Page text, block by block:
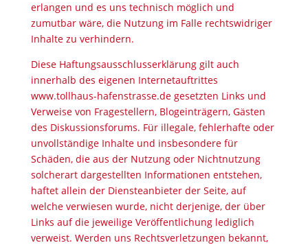
erlangen und es uns technisch möglich und
zumutbar wäre, die Nutzung im Falle rechtswidriger
Inhalte zu verhindern.
Diese Haftungsausschlusserklärung gilt auch
innerhalb des eigenen Internetauftrittes
www.tollhaus-hafenstrasse.de gesetzten Links und
Verweise von Fragestellern, Blogeinträgern, Gästen
des Diskussionsforums. Für illegale, fehlerhafte oder
unvollständige Inhalte und insbesondere für
Schäden, die aus der Nutzung oder Nichtnutzung
solcherart dargestellten Informationen entstehen,
haftet allein der Diensteanbieter der Seite, auf
welche verwiesen wurde, nicht derjenige, der über
Links auf die jeweilige Veröffentlichung lediglich
verweist. Werden uns Rechtsverletzungen bekannt,